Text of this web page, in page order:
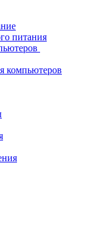
питания
компьютеров